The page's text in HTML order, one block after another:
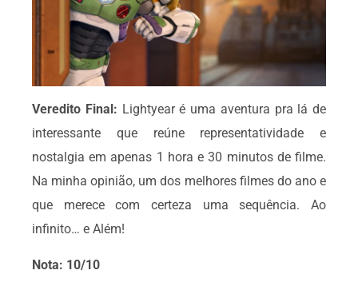
Veredito Final: Lightyear é uma aventura pra lá de
interessante que reúne representatividade e
nostalgia em apenas 1 hora e 30 minutos de filme.
Na minha opinião, um dos melhores filmes do ano e
que merece com certeza uma sequência. Ao
infinito… e Além!
Nota: 10/10